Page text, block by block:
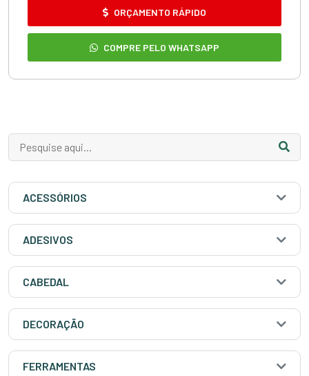
ACESSÓRIOS
ADESIVOS
CABEDAL
DECORAÇÃO
FERRAMENTAS
ORÇAMENTO RÁPIDO
COMPRE PELO WHATSAPP